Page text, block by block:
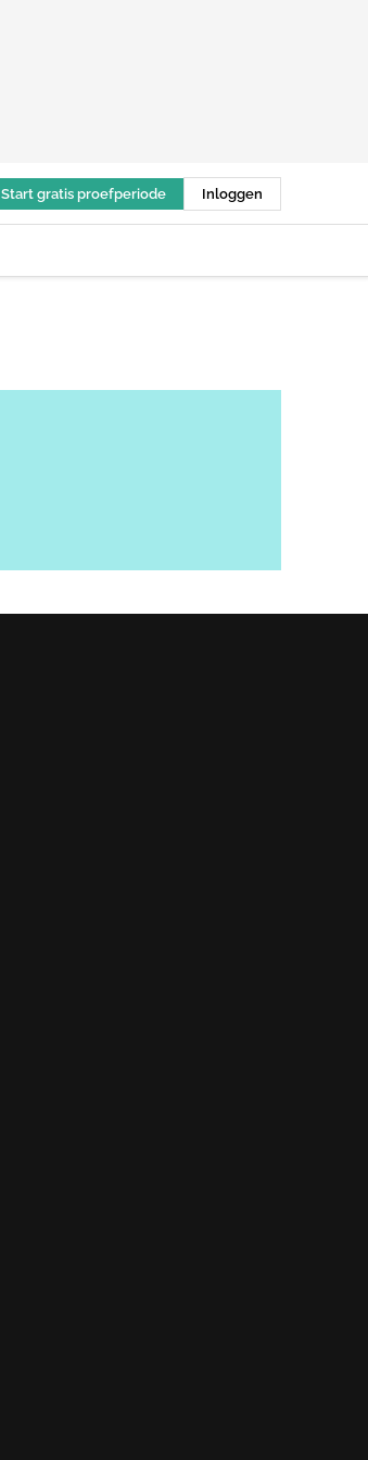
Start gratis proefperiode Inloggen